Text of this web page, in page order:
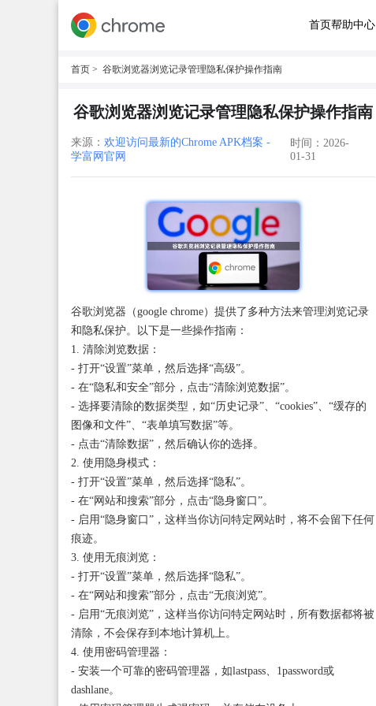
首页帮助中心
首页 > 谷歌浏览器浏览记录管理隐私保护操作指南
谷歌浏览器浏览记录管理隐私保护操作指南
来源： 欢迎访问最新的Chrome APK档案 -
学富网官网
时间：2026-
01-31
谷歌浏览器（google chrome）提供了多种方法来管理浏览记录
和隐私保护。以下是一些操作指南：
1. 清除浏览数据：
- 打开“设置”菜单，然后选择“高级”。
- 在“隐私和安全”部分，点击“清除浏览数据”。
- 选择要清除的数据类型，如“历史记录”、“cookies”、“缓存的
图像和文件”、“表单填写数据”等。
- 点击“清除数据”，然后确认你的选择。
2. 使用隐身模式：
- 打开“设置”菜单，然后选择“隐私”。
- 在“网站和搜索”部分，点击“隐身窗口”。
- 启用“隐身窗口”，这样当你访问特定网站时，将不会留下任何
痕迹。
3. 使用无痕浏览：
- 打开“设置”菜单，然后选择“隐私”。
- 在“网站和搜索”部分，点击“无痕浏览”。
- 启用“无痕浏览”，这样当你访问特定网站时，所有数据都将被
清除，不会保存到本地计算机上。
4. 使用密码管理器：
- 安装一个可靠的密码管理器，如lastpass、1password或
dashlane。